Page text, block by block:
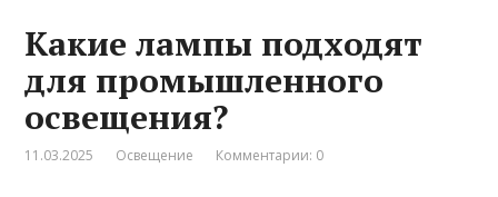
Какие лампы подходят
для промышленного
освещения?
11.03.2025 Освещение Комментарии: 0